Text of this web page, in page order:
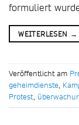
formuliert
WEITERLESEN →
Veröffentlicht am
geheimdienste,
Protest,